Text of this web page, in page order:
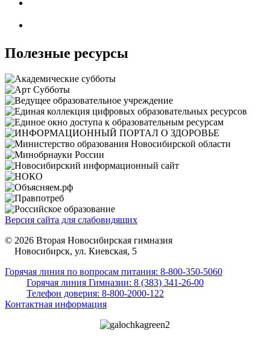
Полезные ресурсы
Версия сайта для слабовидящих
© 2026 Вторая Новосибирская гимназия
Новосибирск, ул. Киевская, 5
Горячая линия по вопросам питания: 8-800-350-5060
Горячая линия Гимназии: 8 (383) 341-26-00
Телефон доверия: 8-800-2000-122
Контактная информация